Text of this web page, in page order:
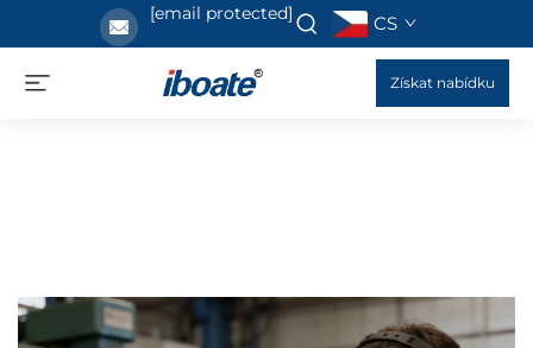
[email protected] CS
Získat nabídku